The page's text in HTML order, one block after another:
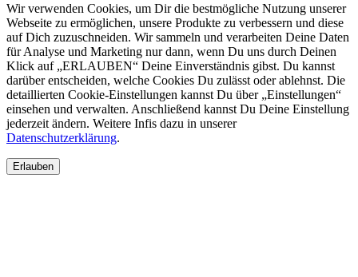
Wir verwenden Cookies, um Dir die bestmögliche Nutzung unserer
Webseite zu ermöglichen, unsere Produkte zu verbessern und diese
auf Dich zuzuschneiden. Wir sammeln und verarbeiten Deine Daten
für Analyse und Marketing nur dann, wenn Du uns durch Deinen
Klick auf „ERLAUBEN“ Deine Einverständnis gibst. Du kannst
darüber entscheiden, welche Cookies Du zulässt oder ablehnst. Die
detaillierten Cookie-Einstellungen kannst Du über „Einstellungen“
einsehen und verwalten. Anschließend kannst Du Deine Einstellung
jederzeit ändern. Weitere Infis dazu in unserer
Datenschutzerklärung.
Erlauben